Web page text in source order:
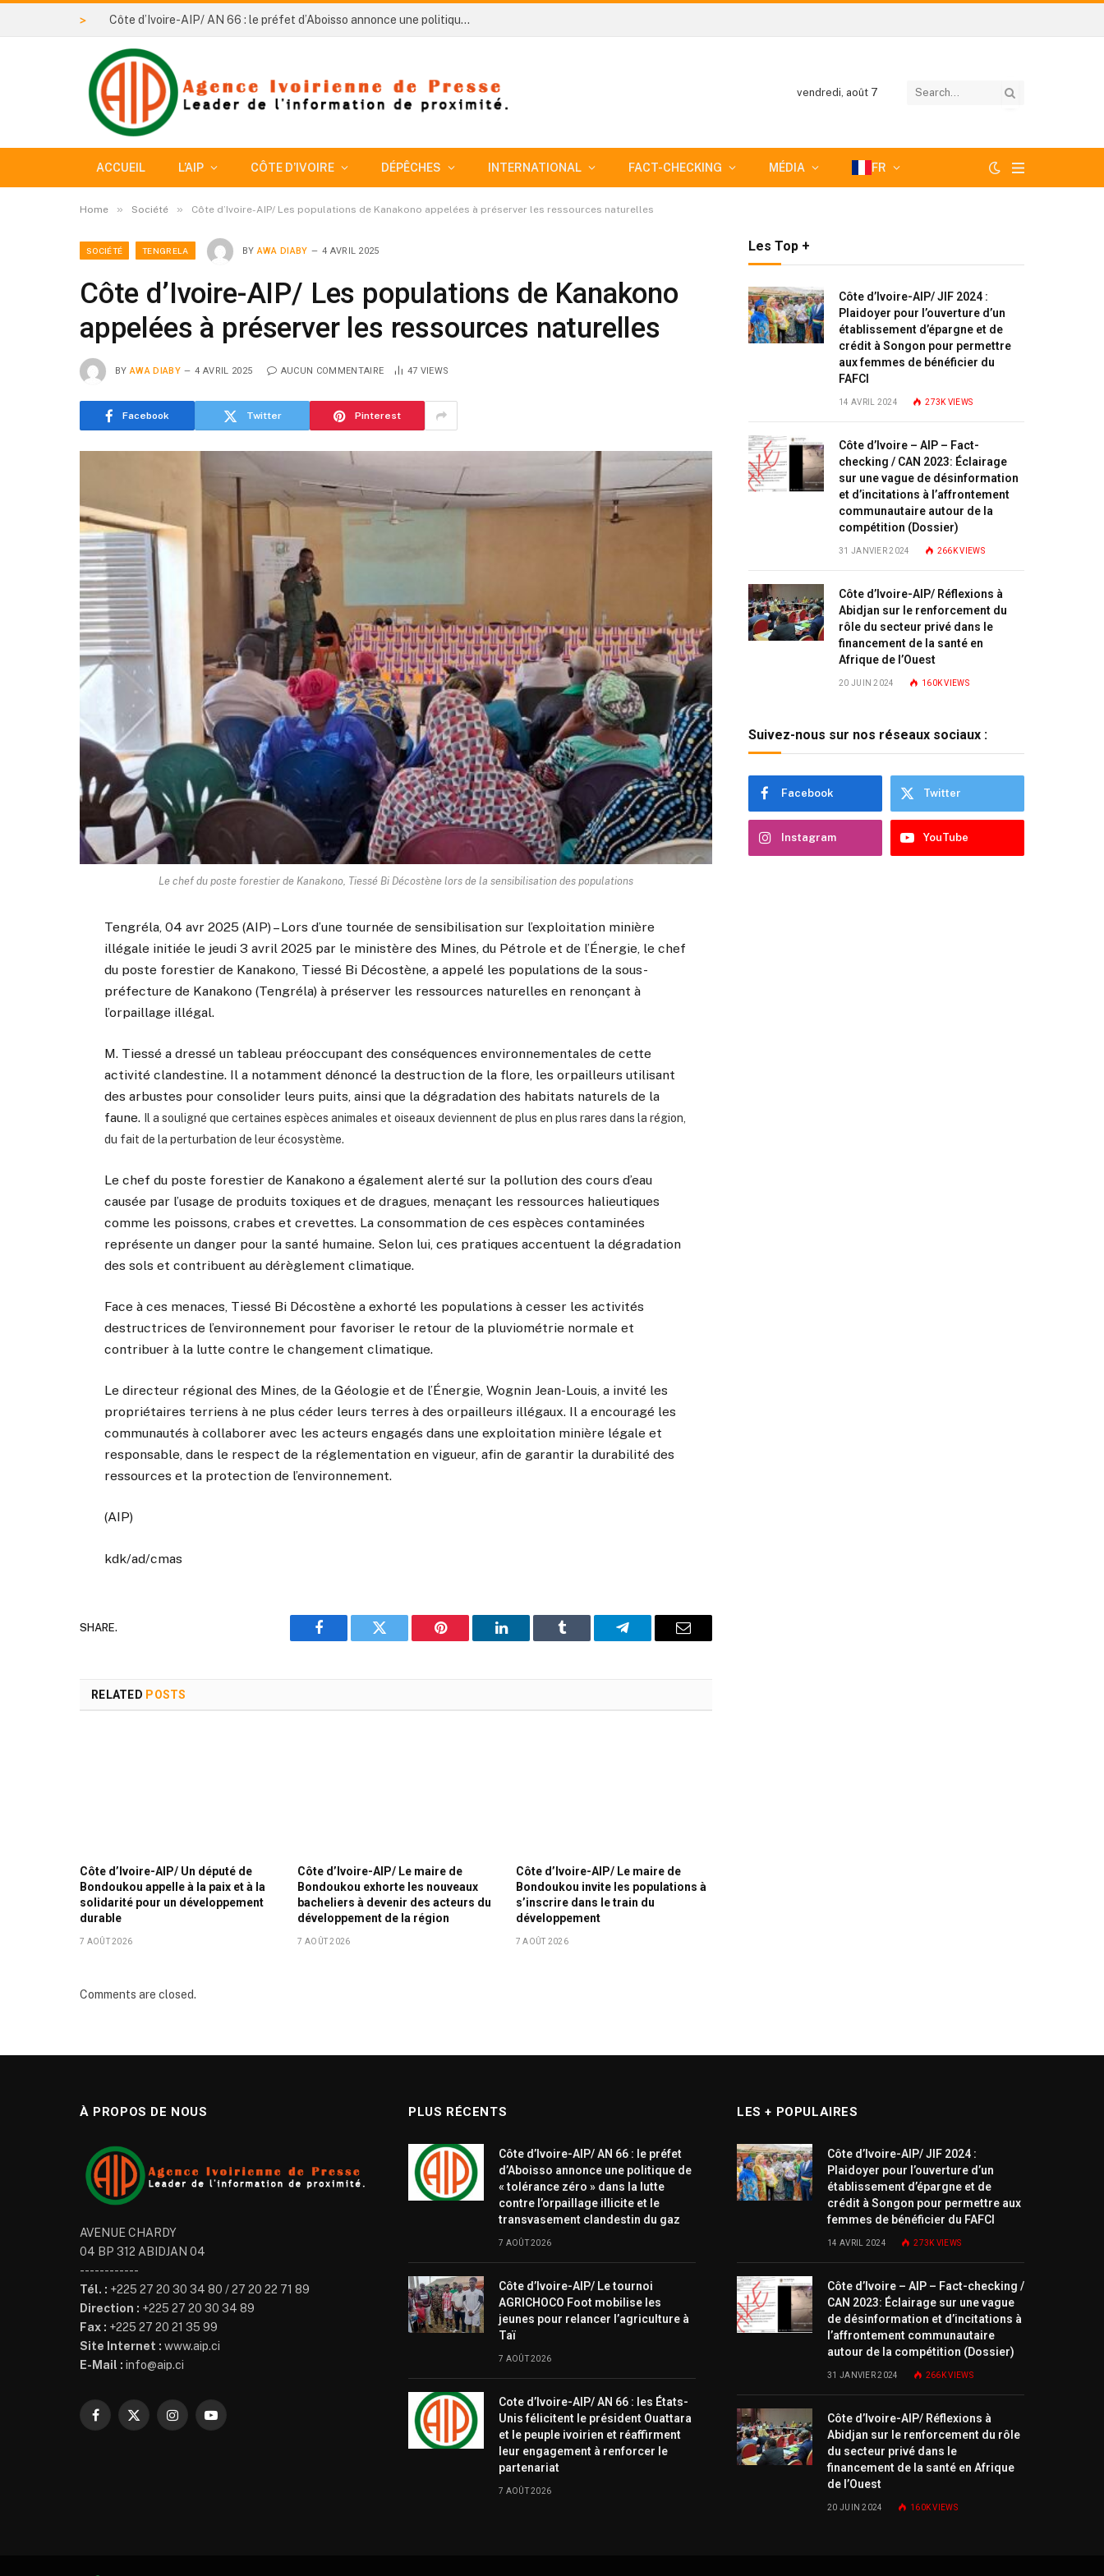
> Côte d’Ivoire-AIP/ AN 66 : le préfet d’Aboisso annonce une politique de « tolérance zéro » dans la lutte contre l’orpaillage illicite et le transvasement clandestin du gaz
vendredi, août 7
ACCUEIL L’AIP CÔTE D’IVOIRE DÉPÊCHES INTERNATIONAL FACT-CHECKING MÉDIA FR
Home » Société » Côte d’Ivoire-AIP/ Les populations de Kanakono appelées à préserver les ressources naturelles
SOCIÉTÉ TENGRELA BY AWA DIABY 4 AVRIL 2025
Côte d’Ivoire-AIP/ Les populations de Kanakono
appelées à préserver les ressources naturelles
BY AWA DIABY 4 AVRIL 2025 AUCUN COMMENTAIRE 47 VIEWS
Facebook Twitter Pinterest
Le chef du poste forestier de Kanakono, Tiessé Bi Décostène lors de la sensibilisation des populations
Tengréla, 04 avr 2025 (AIP) – Lors d’une tournée de sensibilisation sur l’exploitation minière
illégale initiée le jeudi 3 avril 2025 par le ministère des Mines, du Pétrole et de l’Énergie, le chef
du poste forestier de Kanakono, Tiessé Bi Décostène, a appelé les populations de la sous-
préfecture de Kanakono (Tengréla) à préserver les ressources naturelles en renonçant à
l’orpaillage illégal.
M. Tiessé a dressé un tableau préoccupant des conséquences environnementales de cette
activité clandestine. Il a notamment dénoncé la destruction de la flore, les orpailleurs utilisant
des arbustes pour consolider leurs puits, ainsi que la dégradation des habitats naturels de la
faune.
Il a souligné que certaines espèces animales et oiseaux deviennent de plus en plus rares dans la région,
du fait de la perturbation de leur écosystème.
Le chef du poste forestier de Kanakono a également alerté sur la pollution des cours d’eau
causée par l’usage de produits toxiques et de dragues, menaçant les ressources halieutiques
comme les poissons, crabes et crevettes. La consommation de ces espèces contaminées
représente un danger pour la santé humaine. Selon lui, ces pratiques accentuent la dégradation
des sols et contribuent au dérèglement climatique.
Face à ces menaces, Tiessé Bi Décostène a exhorté les populations à cesser les activités
destructrices de l’environnement pour favoriser le retour de la pluviométrie normale et
contribuer à la lutte contre le changement climatique.
Le directeur régional des Mines, de la Géologie et de l’Énergie, Wognin Jean-Louis, a invité les
propriétaires terriens à ne plus céder leurs terres à des orpailleurs illégaux. Il a encouragé les
communautés à collaborer avec les acteurs engagés dans une exploitation minière légale et
responsable, dans le respect de la réglementation en vigueur, afin de garantir la durabilité des
ressources et la protection de l’environnement.
(AIP)
kdk/ad/cmas
SHARE.
Facebook Twitter Pinterest LinkedIn Tumblr Telegram Email
RELATED POSTS
Côte d’Ivoire-AIP/ Un député de
Bondoukou appelle à la paix et à la
solidarité pour un développement
durable
7 AOÛT 2026
Côte d’Ivoire-AIP/ Le maire de
Bondoukou exhorte les nouveaux
bacheliers à devenir des acteurs du
développement de la région
7 AOÛT 2026
Côte d’Ivoire-AIP/ Le maire de
Bondoukou invite les populations à
s’inscrire dans le train du
développement
7 AOÛT 2026
Comments are closed.
Les Top +
Côte d’Ivoire-AIP/ JIF 2024 :
Plaidoyer pour l’ouverture d’un
établissement d’épargne et de
crédit à Songon pour permettre
aux femmes de bénéficier du
FAFCI
14 AVRIL 2024 273K VIEWS
Côte d’Ivoire – AIP – Fact-
checking / CAN 2023: Éclairage
sur une vague de désinformation
et d’incitations à l’affrontement
communautaire autour de la
compétition (Dossier)
31 JANVIER 2024 266KVIEWS
Côte d’Ivoire-AIP/ Réflexions à
Abidjan sur le renforcement du
rôle du secteur privé dans le
financement de la santé en
Afrique de l’Ouest
20 JUIN 2024 160KVIEWS
Suivez-nous sur nos réseaux sociaux :
Facebook Twitter
Instagram YouTube
À PROPOS DE NOUS
AVENUE CHARDY
04 BP 312 ABIDJAN 04
------------
Tél. : +225 27 20 30 34 80 / 27 20 22 71 89
Direction : +225 27 20 30 34 89
Fax : +225 27 20 21 35 99
Site Internet : www.aip.ci
E-Mail : info@aip.ci
Facebook
X
InstagramYouTube
PLUS RÉCENTS
Côte d’Ivoire-AIP/ AN 66 : le préfet
d’Aboisso annonce une politique de
« tolérance zéro » dans la lutte
contre l’orpaillage illicite et le
transvasement clandestin du gaz
7 AOÛT 2026
Côte d’Ivoire-AIP/ Le tournoi
AGRICHOCO Foot mobilise les
jeunes pour relancer l’agriculture à
Taï
7 AOÛT 2026
Cote d’Ivoire-AIP/ AN 66 : les États-
Unis félicitent le président Ouattara
et le peuple ivoirien et réaffirment
leur engagement à renforcer le
partenariat
7 AOÛT 2026
LES + POPULAIRES
Côte d’Ivoire-AIP/ JIF 2024 :
Plaidoyer pour l’ouverture d’un
établissement d’épargne et de
crédit à Songon pour permettre aux
femmes de bénéficier du FAFCI
14 AVRIL 2024 273K VIEWS
Côte d’Ivoire – AIP – Fact-checking /
CAN 2023: Éclairage sur une vague
de désinformation et d’incitations à
l’affrontement communautaire
autour de la compétition (Dossier)
31 JANVIER 2024 266KVIEWS
Côte d’Ivoire-AIP/ Réflexions à
Abidjan sur le renforcement du rôle
du secteur privé dans le
financement de la santé en Afrique
de l’Ouest
20 JUIN 2024 160KVIEWS